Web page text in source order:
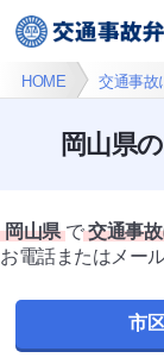
HOME 交通事故
岡山県
岡山県 で 交通事
お電話またはメー
市